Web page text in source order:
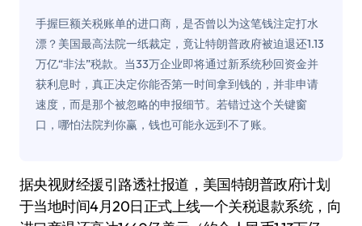
手握巨额关税账单的进口商，是否曾以为这笔钱注定打水
漂？美国最高法院一纸裁定，竟让特朗普政府被迫退还1.13
万亿“非法”税款。当33万企业即将通过新系统秒回资金并
获利息时，真正决定你能否第一时间拿到钱的，并非申请
速度，而是那个被忽略的申报细节。若错过这个关键窗
口，哪怕法院判你赢，钱也可能永远到不了账。
据央视财经援引路透社报道，美国特朗普政府计划
于当地时间4月20日正式上线一个关税退款系统，向